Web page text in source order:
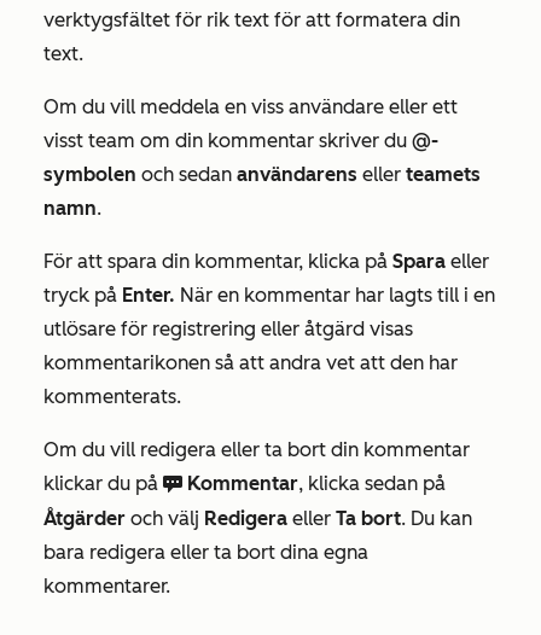
verktygsfältet för rik text för att formatera din
text.
Om du vill meddela en viss användare eller ett
visst team om din kommentar skriver du @-
symbolen och sedan användarens eller teamets
namn.
För att spara din kommentar, klicka på Spara eller
tryck på Enter. När en kommentar har lagts till i en
utlösare för registrering eller åtgärd visas
kommentarikonen så att andra vet att den har
kommenterats.
Om du vill redigera eller ta bort din kommentar
klickar du på comments CC Kommentar, klicka sedan på
Åtgärder och välj Redigera eller Ta bort. Du kan
bara redigera eller ta bort dina egna
kommentarer.